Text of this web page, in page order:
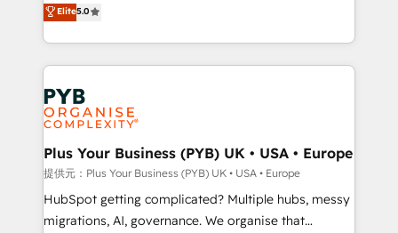
Marketing, Sales, Operations, and Service Hubs. -
Ongoing optimization, managed support, and
scalable retainers. Let’s make HubSpot your most
powerful growth engine. Built to convert, scale, and
drive results.
paid media, content marketing, AEO and GEO (AI
search optimisation), and HubSpot Content Hub and
WordPress development. We work with enterprise
and growth-led companies across technology,
professional services, financial services and
industrial sectors. Offices in Johannesburg, Cape
Town, Dubai & London. 500+ HubSpot CRM
implementations delivered. AI visibility coverage
across ChatGPT, Claude, Perplexity, Gemini and
Google AI Overviews. HubSpot Impact Award -
Elite5.0
Plus Your Business (PYB) UK • USA • Europe
提供元：Plus Your Business (PYB) UK • USA • Europe
HubSpot getting complicated? Multiple hubs, messy
migrations, AI, governance. We organise that